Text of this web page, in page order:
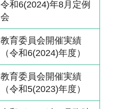
令和6(2024)年8月定例
会
教育委員会開催実績
（令和6(2024)年度）
教育委員会開催実績
（令和5(2023)年度）